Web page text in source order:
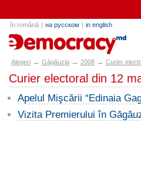
în română | на русском | in english
alegeri.md
Alegeri → Găgăuzia → 2008 → Curier
Curier electoral din 12
Apelul Mişcării “Edinaia
Vizita Premierului în